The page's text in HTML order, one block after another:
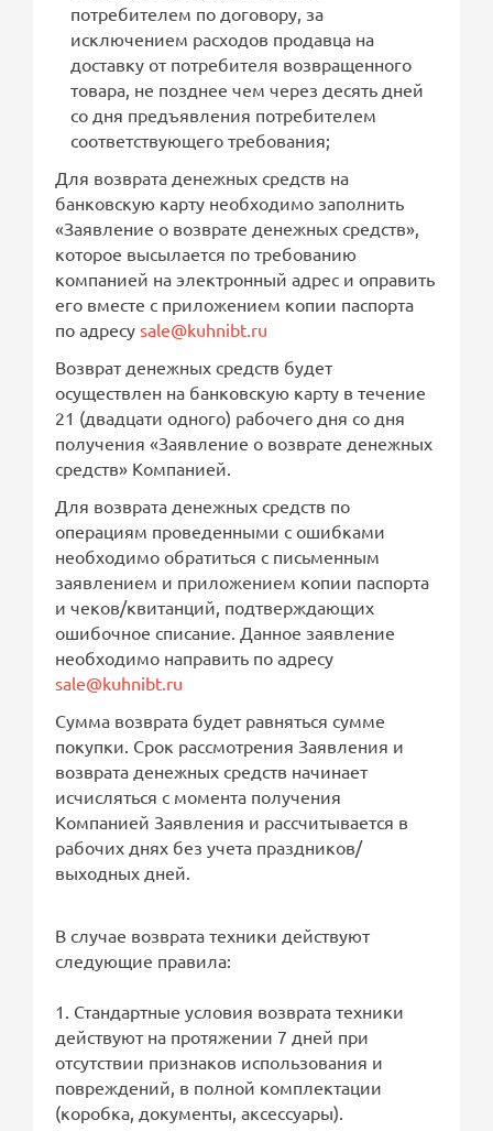
потребителем по договору, за
исключением расходов продавца на
доставку от потребителя возвращенного
товара, не позднее чем через десять дней
со дня предъявления потребителем
соответствующего требования;
Для возврата денежных средств на
банковскую карту необходимо заполнить
«Заявление о возврате денежных средств»,
которое высылается по требованию
компанией на электронный адрес и оправить
его вместе с приложением копии паспорта
по адресу sale@kuhnibt.ru
Возврат денежных средств будет
осуществлен на банковскую карту в течение
21 (двадцати одного) рабочего дня со дня
получения «Заявление о возврате денежных
средств» Компанией.
Для возврата денежных средств по
операциям проведенными с ошибками
необходимо обратиться с письменным
заявлением и приложением копии паспорта
и чеков/квитанций, подтверждающих
ошибочное списание. Данное заявление
необходимо направить по адресу
sale@kuhnibt.ru
Сумма возврата будет равняться сумме
покупки. Срок рассмотрения Заявления и
возврата денежных средств начинает
исчисляться с момента получения
Компанией Заявления и рассчитывается в
рабочих днях без учета праздников/
выходных дней.
В случае возврата техники действуют
следующие правила:
1. Стандартные условия возврата техники
действуют на протяжении 7 дней при
отсутствии признаков использования и
повреждений, в полной комплектации
(коробка, документы, аксессуары).